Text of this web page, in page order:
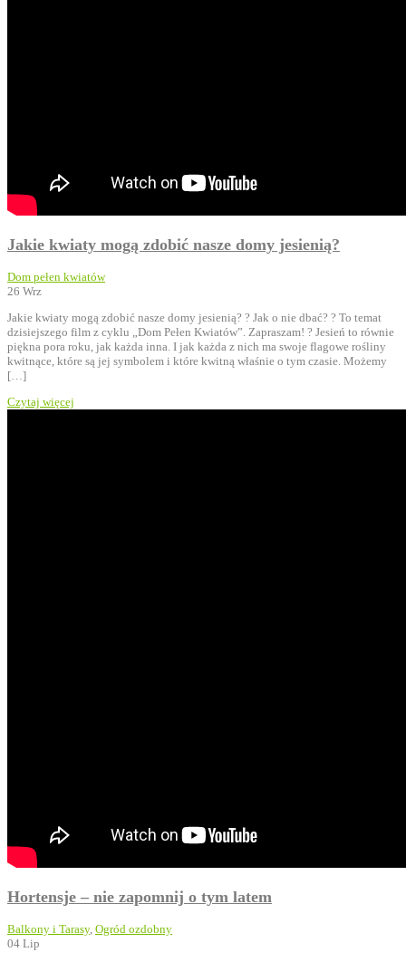
Jakie kwiaty mogą zdobić nasze domy jesienią?
Dom pełen kwiatów
26 Wrz
Jakie kwiaty mogą zdobić nasze domy jesienią? ? Jak o nie dbać? ? To temat
dzisiejszego film z cyklu „Dom Pełen Kwiatów”. Zapraszam! ? Jesień to równie
piękna pora roku, jak każda inna. I jak każda z nich ma swoje flagowe rośliny
kwitnące, które są jej symbolem i które kwitną właśnie o tym czasie. Możemy
[…]
Czytaj więcej
Hortensje – nie zapomnij o tym latem
Balkony i Tarasy, Ogród ozdobny
04 Lip